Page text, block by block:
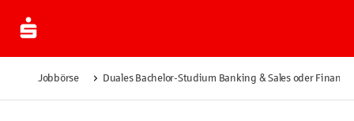
Jobbörse Duales Bachelor-Studium Banking & Sales oder